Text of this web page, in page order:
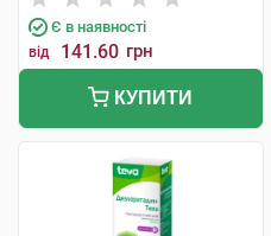
Є в наявності
від 141.60 грн
КУПИТИ